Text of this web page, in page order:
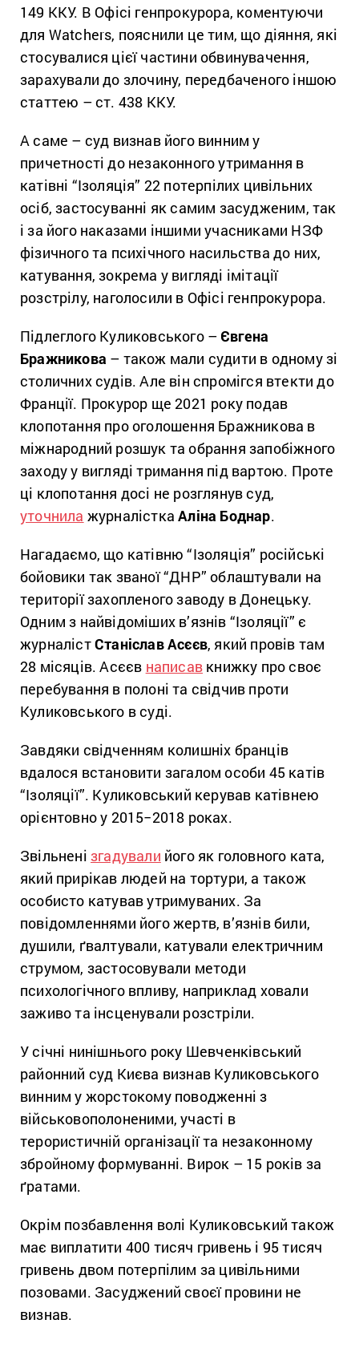
149 ККУ. В Офісі генпрокурора, коментуючи
для Watchers, пояснили це тим, що діяння, які
стосувалися цієї частини обвинувачення,
зарахували до злочину, передбаченого іншою
статтею – ст. 438 ККУ.
А саме – суд визнав його винним у
причетності до незаконного утримання в
катівні “Ізоляція” 22 потерпілих цивільних
осіб, застосуванні як самим засудженим, так
і за його наказами іншими учасниками НЗФ
фізичного та психічного насильства до них,
катування, зокрема у вигляді імітації
розстрілу, наголосили в Офісі генпрокурора.
Підлеглого Куликовського – Євгена
Бражникова – також мали судити в одному зі
столичних судів. Але він спромігся втекти до
Франції. Прокурор ще 2021 року подав
клопотання про оголошення Бражникова в
міжнародний розшук та обрання запобіжного
заходу у вигляді тримання під вартою. Проте
ці клопотання досі не розглянув суд,
уточнила журналісткаАліна Боднар.
Нагадаємо, що катівню “Ізоляція” російські
бойовики так званої “ДНР” облаштували на
території захопленого заводу в Донецьку.
Одним з найвідоміших в’язнів “Ізоляції” є
журналістСтаніслав Асєєв, який провів там
28 місяців. Асєєв написав книжку про своє
перебування в полоні та свідчив проти
Куликовського в суді.
Завдяки свідченням колишніх бранців
вдалося встановити загалом особи 45 катів
“Ізоляції”. Куликовський керував катівнею
орієнтовно у 2015−2018 роках.
Звільнені згадували його як головного ката,
який прирікав людей на тортури, а також
особисто катував утримуваних. За
повідомленнями його жертв, в’язнів били,
душили, ґвалтували, катували електричним
струмом, застосовували методи
психологічного впливу, наприклад ховали
заживо та інсценували розстріли.
У січні нинішнього року Шевченківський
районний суд Києва визнав Куликовського
винним у жорстокому поводженні з
військовополоненими, участі в
терористичній організації та незаконному
збройному формуванні. Вирок – 15 років за
ґратами.
Окрім позбавлення волі Куликовський також
має виплатити 400 тисяч гривень і 95 тисяч
гривень двом потерпілим за цивільними
позовами. Засуджений своєї провини не
визнав.